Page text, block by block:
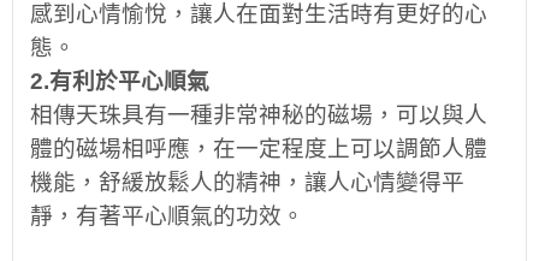
感到心情愉悅，讓人在面對生活時有更好的心
態。
2.有利於平心順氣
相傳天珠具有一種非常神秘的磁場，可以與人
體的磁場相呼應，在一定程度上可以調節人體
機能，舒緩放鬆人的精神，讓人心情變得平
靜，有著平心順氣的功效。